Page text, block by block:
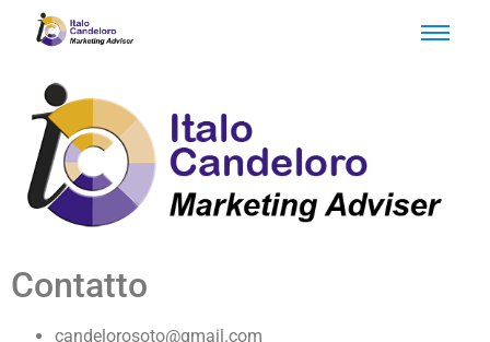
Contatto
candelorosoto@gmail.com